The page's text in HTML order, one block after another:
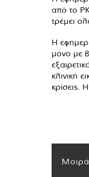
από το
τρέμει
Η
μόνο με
κλινική
κρίσεις.